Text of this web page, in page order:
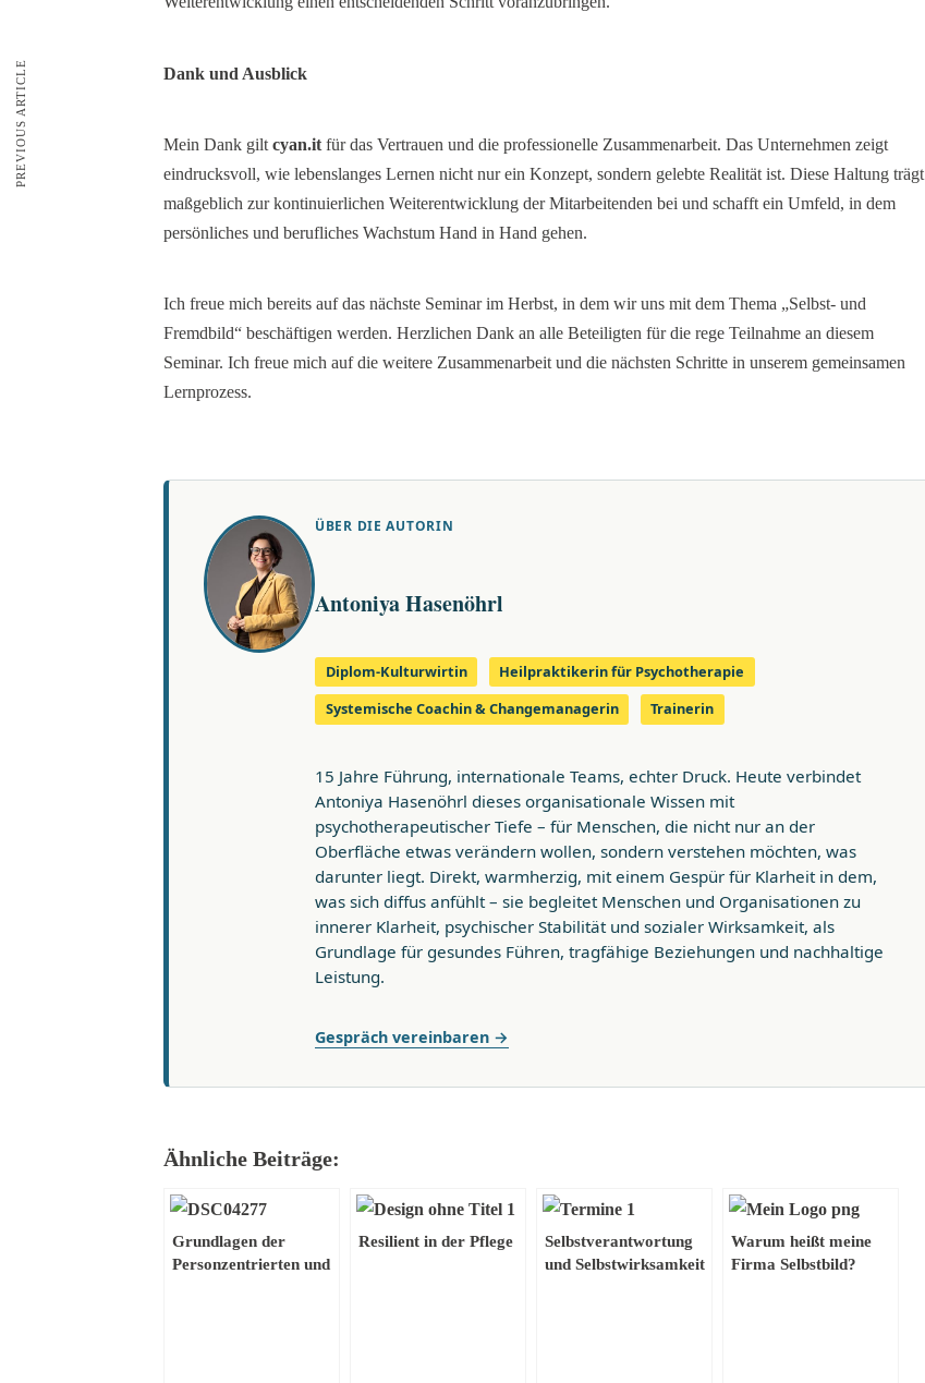
Dank und Ausblick
Mein Dank gilt cyan.it für das Vertrauen und die professionelle Zusammenarbeit. Das Unternehmen zeigt
eindrucksvoll, wie lebenslanges Lernen nicht nur ein Konzept, sondern gelebte Realität ist. Diese Haltung trägt
maßgeblich zur kontinuierlichen Weiterentwicklung der Mitarbeitenden bei und schafft ein Umfeld, in dem
persönliches und berufliches Wachstum Hand in Hand gehen.
Ich freue mich bereits auf das nächste Seminar im Herbst, in dem wir uns mit dem Thema „Selbst- und
Fremdbild“ beschäftigen werden. Herzlichen Dank an alle Beteiligten für die rege Teilnahme an diesem
Seminar. Ich freue mich auf die weitere Zusammenarbeit und die nächsten Schritte in unserem gemeinsamen
Lernprozess.
ÜBER DIE AUTORIN
Antoniya Hasenöhrl
Diplom-Kulturwirtin
Heilpraktikerin für Psychotherapie
Systemische Coachin & Changemanagerin
Trainerin
15 Jahre Führung, internationale Teams, echter Druck. Heute verbindet
Antoniya Hasenöhrl dieses organisationale Wissen mit
psychotherapeutischer Tiefe – für Menschen, die nicht nur an der
Oberfläche etwas verändern wollen, sondern verstehen möchten, was
darunter liegt. Direkt, warmherzig, mit einem Gespür für Klarheit in dem,
was sich diffus anfühlt – sie begleitet Menschen und Organisationen zu
innerer Klarheit, psychischer Stabilität und sozialer Wirksamkeit, als
Grundlage für gesundes Führen, tragfähige Beziehungen und nachhaltige
Leistung.
Gespräch vereinbaren →
Ähnliche Beiträge:
Grundlagen der
Personzentrierten und
Resilient in der Pflege
Selbstverantwortung
und Selbstwirksamkeit
Warum heißt meine
Firma Selbstbild?
PREVIOUS ARTICLE